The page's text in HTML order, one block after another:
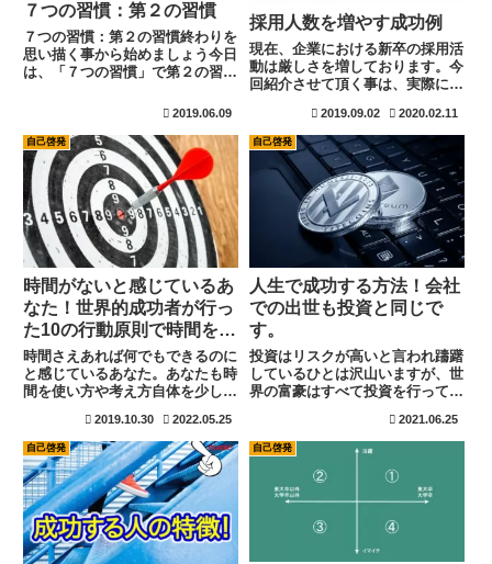
７つの習慣：第２の習慣
７つの習慣：第２の習慣終わりを
思い描く事から始めましょう今日
は、「７つの習慣」で第２の習
める。」について説明したいと思
のなりたい姿」を書いて見て下さ
い。そんなに大がかりなものでな
く...
2019.06.09
採用人数を増やす成功例
現在、企業における新卒の採用活
動は厳しさを増しております。今
回紹介させて頂く事は、実際に経
と人事採用と恋愛は非常に似てい
ると感じます。共通する項目も多
い為、是非参考にして下さい。
2019.09.02 2020.02.11
自己啓発
時間がないと感じているあ
なた！世界的成功者が行っ
た10の行動原則で時間を作
ろう！
時間さえあれば何でもできるのに
と感じているあなた。あなたも時
間を使い方や考え方自体を少し変
うになるかもしれません。この記
事では世界的な成功者が行ってい
る10の行動を普段何気なく行っ
てしまっていることと比較して、
何か挑戦したり人生を何倍にも感
じる時間の作り方を紹介していま
す。
2019.10.30 2022.05.25
自己啓発
人生で成功する方法！会社
での出世も投資と同じで
す。
投資はリスクが高いと言われ躊躇
しているひとは沢山いますが、世
界の富豪はすべて投資を行ってお
わない限り大きな資産は作れない
ということです。投資に最も確実
なのが自己投資ですね。自己投資
は失敗をしても経験という財産が
残ります。資産投資も、自己投資
の取り方を解説します
2021.06.25
自己啓発 自己啓発